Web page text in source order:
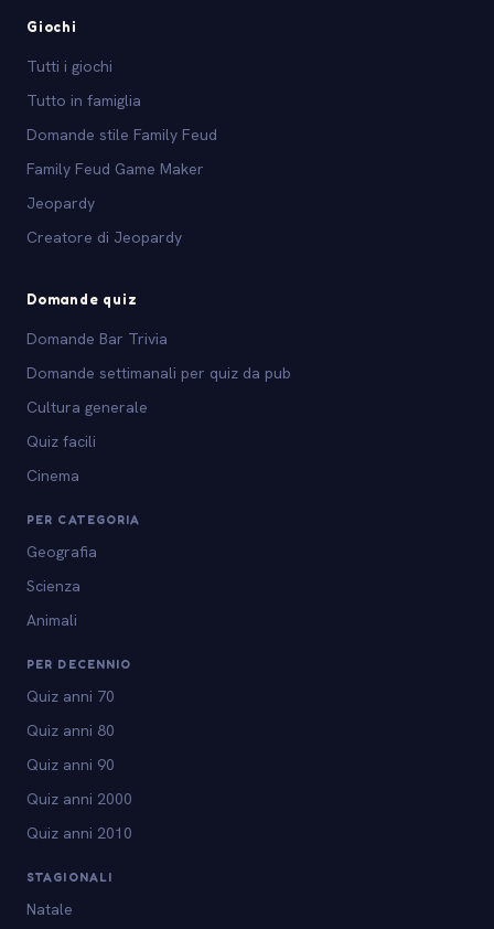
Giochi
Tutti i giochi
Tutto in famiglia
Domande stile Family Feud
Family Feud Game Maker
Jeopardy
Creatore di Jeopardy
Domande quiz
Domande Bar Trivia
Domande settimanali per quiz da pub
Cultura generale
Quiz facili
Cinema
PER CATEGORIA
Geografia
Scienza
Animali
PER DECENNIO
Quiz anni 70
Quiz anni 80
Quiz anni 90
Quiz anni 2000
Quiz anni 2010
STAGIONALI
Natale